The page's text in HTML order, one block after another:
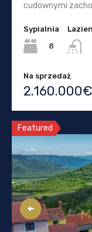
cudownymi
Sypialnia
8
Na sprzedaż
2.160.000€
Featured